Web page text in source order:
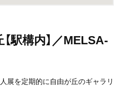
駅構内】／MELSA-
展を定期的に自由が丘のギャラリ